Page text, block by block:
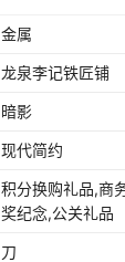
金属
龙泉李记铁匠铺
暗影
现代简约
积分换购礼品,商
奖纪念,公关礼品
刀